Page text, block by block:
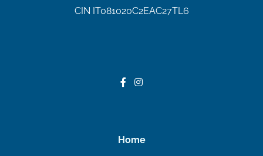
CIN IT081020C2EAC27TL6
Home